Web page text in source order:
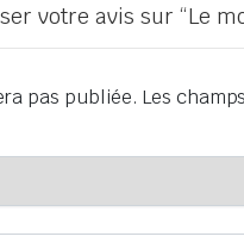
votre avis sur “Le
pas publiée. Les